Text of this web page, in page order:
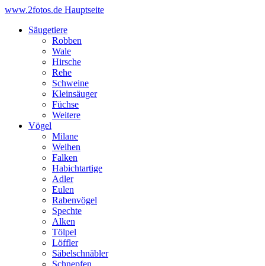
www.2fotos.de Hauptseite
Säugetiere
Robben
Wale
Hirsche
Rehe
Schweine
Kleinsäuger
Füchse
Weitere
Vögel
Milane
Weihen
Falken
Habichtartige
Adler
Eulen
Rabenvögel
Spechte
Alken
Tölpel
Löffler
Säbelschnäbler
Schnepfen